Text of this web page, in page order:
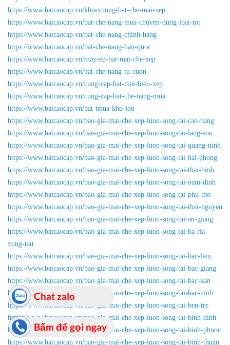
https://www.batcaocap.vn/kho-xuong-bat-che-mai-xep
https://www.batcaocap.vn/bat-che-nang-mua-chuyen-dung-loai-tot
https://www.batcaocap.vn/bat-che-nang-chinh-hang
https://www.batcaocap.vn/bat-che-nang-han-quoc
https://www.batcaocap.vn/may-ep-bat-mai-che-xep
https://www.batcaocap.vn/bat-che-nang-tu-cuon
https://www.batcaocap.vn/cung-cap-bat-mai-hien-xep
https://www.batcaocap.vn/cung-cap-bat-che-nang-mua
https://www.batcaocap.vn/bat-nhua-kho-lon
https://www.batcaocap.vn/bao-gia-mai-che-xep-luon-song-tai-cao-bang
https://www.batcaocap.vn/bao-gia-mai-che-xep-luon-song-tai-lang-son
https://www.batcaocap.vn/bao-gia-mai-che-xep-luon-song-tai-quang-ninh
https://www.batcaocap.vn/bao-gia-mai-che-xep-luon-song-tai-hai-phong
https://www.batcaocap.vn/bao-gia-mai-che-xep-luon-song-tai-thai-binh
https://www.batcaocap.vn/bao-gia-mai-che-xep-luon-song-tai-nam-dinh
https://www.batcaocap.vn/bao-gia-mai-che-xep-luon-song-tai-phu-tho
https://www.batcaocap.vn/bao-gia-mai-che-xep-luon-song-tai-thai-nguyen
https://www.batcaocap.vn/bao-gia-mai-che-xep-luon-song-tai-an-giang
https://www.batcaocap.vn/bao-gia-mai-che-xep-luon-song-tai-ba-ria-
vung-tau
https://www.batcaocap.vn/bao-gia-mai-che-xep-luon-song-tai-bac-lieu
https://www.batcaocap.vn/bao-gia-mai-che-xep-luon-song-tai-bac-giang
https://www.batcaocap.vn/bao-gia-mai-che-xep-luon-song-tai-bac-kan
https://www.batcaocap.vn/bao-gia-mai-che-xep-luon-song-tai-bac-ninh
https://www.batcaocap.vn/bao-gia-mai-che-xep-luon-song-tai-ben-tre
https://www.batcaocap.vn/bao-gia-mai-che-xep-luon-song-tai-binh-dinh
https://www.batcaocap.vn/bao-gia-mai-che-xep-luon-song-tai-binh-phuoc
https://www.batcaocap.vn/bao-gia-mai-che-xep-luon-song-tai-binh-thuan
Bấm để gọi ngay
Chat zalo